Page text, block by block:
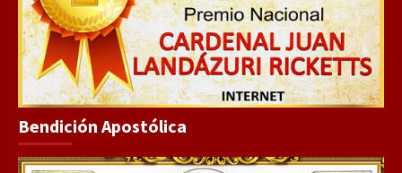
Bendición Apostólica